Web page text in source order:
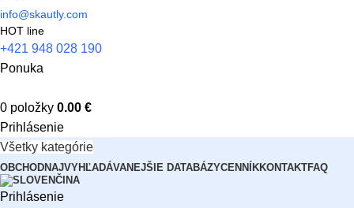
info@skautly.com
HOT line
+421 948 028 190
Ponuka
0 položky 0.00 €
Prihlásenie
Všetky kategórie
OBCHODNAJVYHĽADÁVANEJŠIE DATABÁZYCENNÍKKONTAKTFAQ
Prihlásenie